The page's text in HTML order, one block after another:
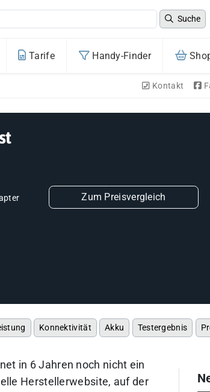
Suche
Tarife Handy-Finder
Kontakt
Zum Preisvergleich
Konnektivität Akku Testergebnis
in 6 Jahren noch nicht ein
Herstellerwebsite, auf der